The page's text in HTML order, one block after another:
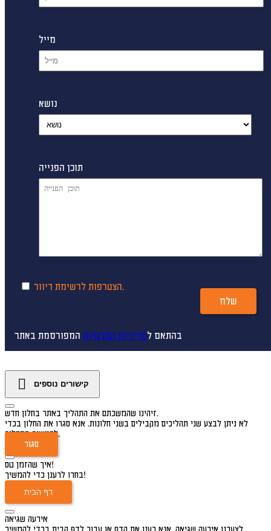
מייל
נושא
תוכן הפנייה
הצטרפות לרשימת דיוור.
שלח
בהתאם למדיניות הפרטיות המפורסמת באתר
קישורים נוספים
זיהינו שהמשכתם את התהליך באתר בחלון חדש.
לא ניתן לבצע שני תהליכים מקבילים בשני חלונות. אנא סגרו את החלון בכדי
להמשיך בתהליך.
סגור
איך שהזמן טס!
בחרו לרענן כדי להמשיך!
דף הבית
אירעה שגיאה